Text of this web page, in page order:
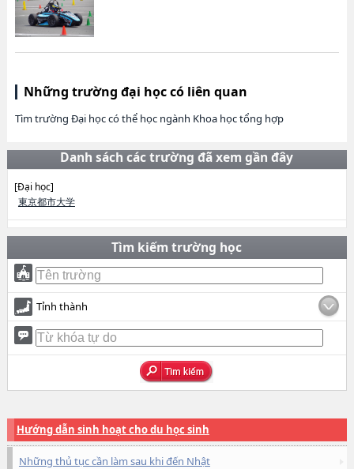
Những trường đại học có liên quan
Tìm trường Đại học có thể học ngành Khoa học tổng hợp
Danh sách các trường đã xem gần đây
[Đại học]
東京都市大学
Tìm kiếm trường học
Tỉnh thành
Hướng dẫn sinh hoạt cho du học sinh
Những thủ tục cần làm sau khi đến Nhật